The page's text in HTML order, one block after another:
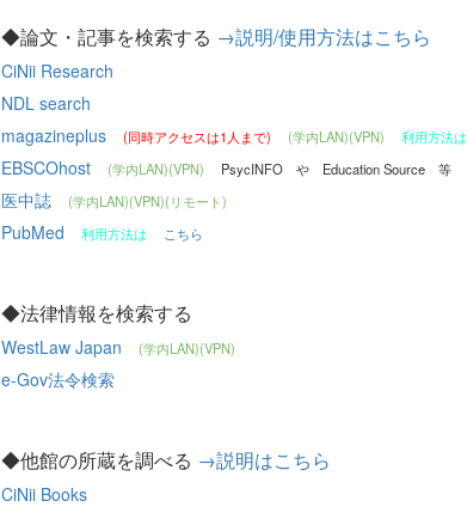
◆論文・記事を検索する →説明/使用方法はこちら
CiNii Research
NDL search
magazineplus
(同時アクセスは1人まで) (学内LAN)(VPN) 利用方法は
EBSCOhost (学内LAN)(VPN) PsycINFO や Education Source 等
医中誌 (学内LAN)(VPN)(リモート)
PubMed 利用方法は こちら
◆法律情報を検索する
WestLaw Japan (学内LAN)(VPN)
e-Gov法令検索
◆他館の所蔵を調べる →説明はこちら
CiNii Books